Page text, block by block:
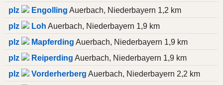
plz
Engolling Auerbach, Niederbayern 1,2 km
plz
Loh Auerbach, Niederbayern 1,9 km
plz
Mapferding Auerbach, Niederbayern 1,9 km
plz
Reiperding Auerbach, Niederbayern 1,9 km
plz
Vorderherberg Auerbach, Niederbayern 2,2 km